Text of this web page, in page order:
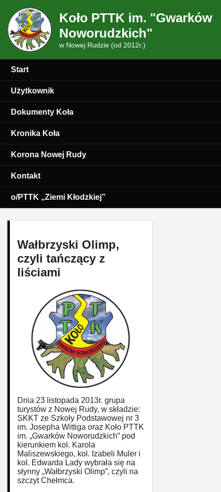
Koło PTTK im. "Gwarków
Noworudzkich"
w Nowej Rudzie (od 2012r.)
Start
Użytkownik
Dokumenty Koła
Kronika Koła
Korona Nowej Rudy
Kontakt
o/PTTK „Ziemi Kłodzkiej”
Wałbrzyski Olimp,
czyli tańczący z
liściami
Dnia 23 listopada 2013r. grupa
turystów z Nowej Rudy, w składzie:
SKKT ze Szkoły Podstawowej nr 3
im. Josepha Wittiga oraz Koło PTTK
im. „Gwarków Noworudzkich” pod
kierunkiem kol. Karola
Maliszewskiego, kol. Izabeli Muler i
kol. Edwarda Lady wybrała się na
słynny „Wałbrzyski Olimp”, czyli na
szczyt Chełmca.